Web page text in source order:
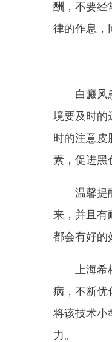
酬，不要经
律的作息，
白癜风
境要及时的
时的注意皮
素，促进黑
温馨提
来，并且有
都会有好的
上海希
病，不断优
将该技术小
力。